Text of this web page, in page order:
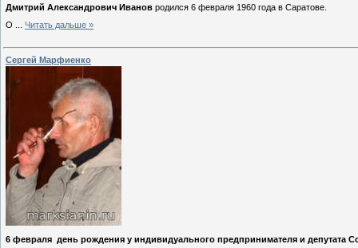
Дмитрий Александрович Иванов родился 6 февраля 1960 года в Саратове.
О
Читать дальше »
Сергей Марфиенко
6 февраля день рождения у индивидуального предпринимателя и депутата